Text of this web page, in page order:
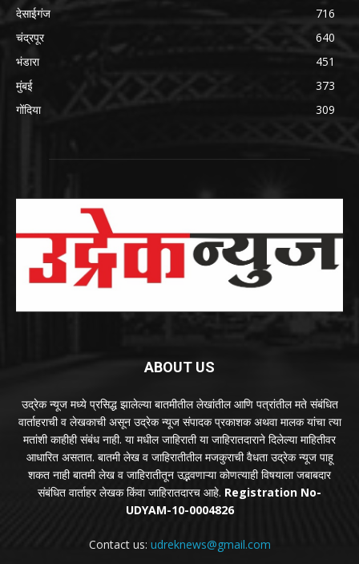
देसाईगंज
716
चंद्रपूर
640
भंडारा
451
मुंबई
373
गोंदिया
309
ABOUT US
उद्रेक न्यूज मध्ये प्रसिद्ध झालेल्या बातमीतील लेखांतील आणि पत्रांतील मते संबंधित
वार्ताहराची व लेखकाची असून उद्रेक न्यूज संपादक प्रकाशक अथवा मालक यांचा त्या
मतांशी काहीही संबंध नाही. या मधील जाहिराती या जाहिरातदाराने दिलेल्या माहितीवर
आधारित असतात. बातमी लेख व जाहिरातीतील मजकुराची वैधता उद्रेक न्यूज पाहू
शकत नाही बातमी लेख व जाहिरातीतून उद्भवणाऱ्या कोणत्याही विषयाला जबाबदार
संबंधित वार्ताहर लेखक किंवा जाहिरातदारच आहे. Registration No-
UDYAM-10-0004826
Contact us: udreknews@gmail.com